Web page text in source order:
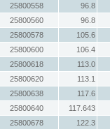
25800558
96.8
25800560
96.8
25800578
105.6
25800600
106.4
25800618
113.0
25800620
113.1
25800638
117.6
25800640
117.643
25800678
122.3